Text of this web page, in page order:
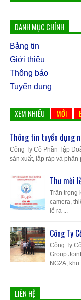
DANH MỤC CHÍNH
Bảng tin
Giới thiệu
Thông báo
Tuyển dụng
XEM NHIỀU MỚI
Thông tin tuyển dụng
Công Ty Cổ Phần Tập
sản xuất, lắp ráp và phân
Thư mời
Trân trọng
camera,
lễ ra ...
Công Ty
Công Ty
Group
NG2A,
LIÊN HỆ